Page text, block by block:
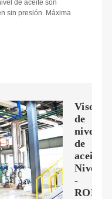
de aceite son
sin presión. Máxima
Visor
de
nivel
de
aceite.
Niveles
-